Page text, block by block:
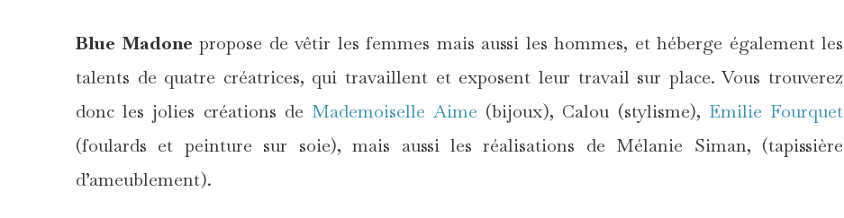
Blue Madone propose de vêtir les femmes mais aussi les hommes, et héberge également les
talents de quatre créatrices, qui travaillent et exposent leur travail sur place. Vous trouverez
donc les jolies créations de Mademoiselle Aime (bijoux), Calou (stylisme), Emilie Fourquet
(foulards et peinture sur soie), mais aussi les réalisations de Mélanie Siman, (tapissière
d’ameublement).